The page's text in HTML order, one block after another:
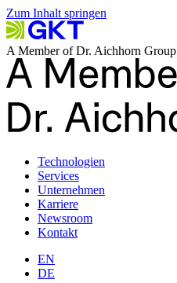
Zum Inhalt springen
A Member of Dr. Aichhorn Group
Technologien
Services
Unternehmen
Karriere
Newsroom
Kontakt
EN
DE